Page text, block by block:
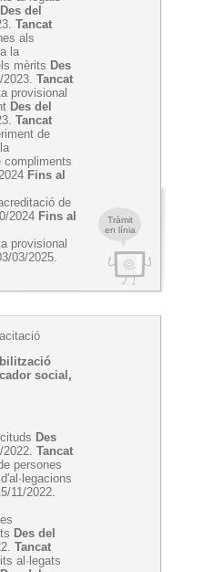
Tràmit
en línia
Des del
Tancat
als
la
mèrits Des
2023. Tancat
provisional
Des del
Tancat
de
compliments
Fins al
de
2024 Fins al
provisional
03/2025.
social,
Des
2022. Tancat
persones
11/2022.
Des del
Tancat
al·legats